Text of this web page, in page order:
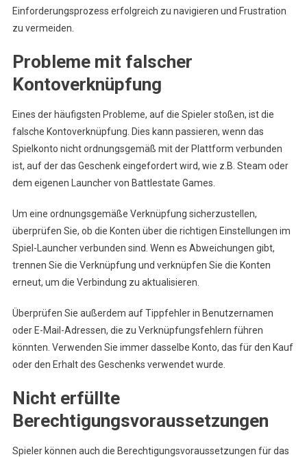
Einforderungsprozess erfolgreich zu navigieren und Frustration
zu vermeiden.
Probleme mit falscher
Kontoverknüpfung
Eines der häufigsten Probleme, auf die Spieler stoßen, ist die
falsche Kontoverknüpfung. Dies kann passieren, wenn das
Spielkonto nicht ordnungsgemäß mit der Plattform verbunden
ist, auf der das Geschenk eingefordert wird, wie z.B. Steam oder
dem eigenen Launcher von Battlestate Games.
Um eine ordnungsgemäße Verknüpfung sicherzustellen,
überprüfen Sie, ob die Konten über die richtigen Einstellungen im
Spiel-Launcher verbunden sind. Wenn es Abweichungen gibt,
trennen Sie die Verknüpfung und verknüpfen Sie die Konten
erneut, um die Verbindung zu aktualisieren.
Überprüfen Sie außerdem auf Tippfehler in Benutzernamen
oder E-Mail-Adressen, die zu Verknüpfungsfehlern führen
könnten. Verwenden Sie immer dasselbe Konto, das für den Kauf
oder den Erhalt des Geschenks verwendet wurde.
Nicht erfüllte
Berechtigungsvoraussetzungen
Spieler können auch die Berechtigungsvoraussetzungen für das